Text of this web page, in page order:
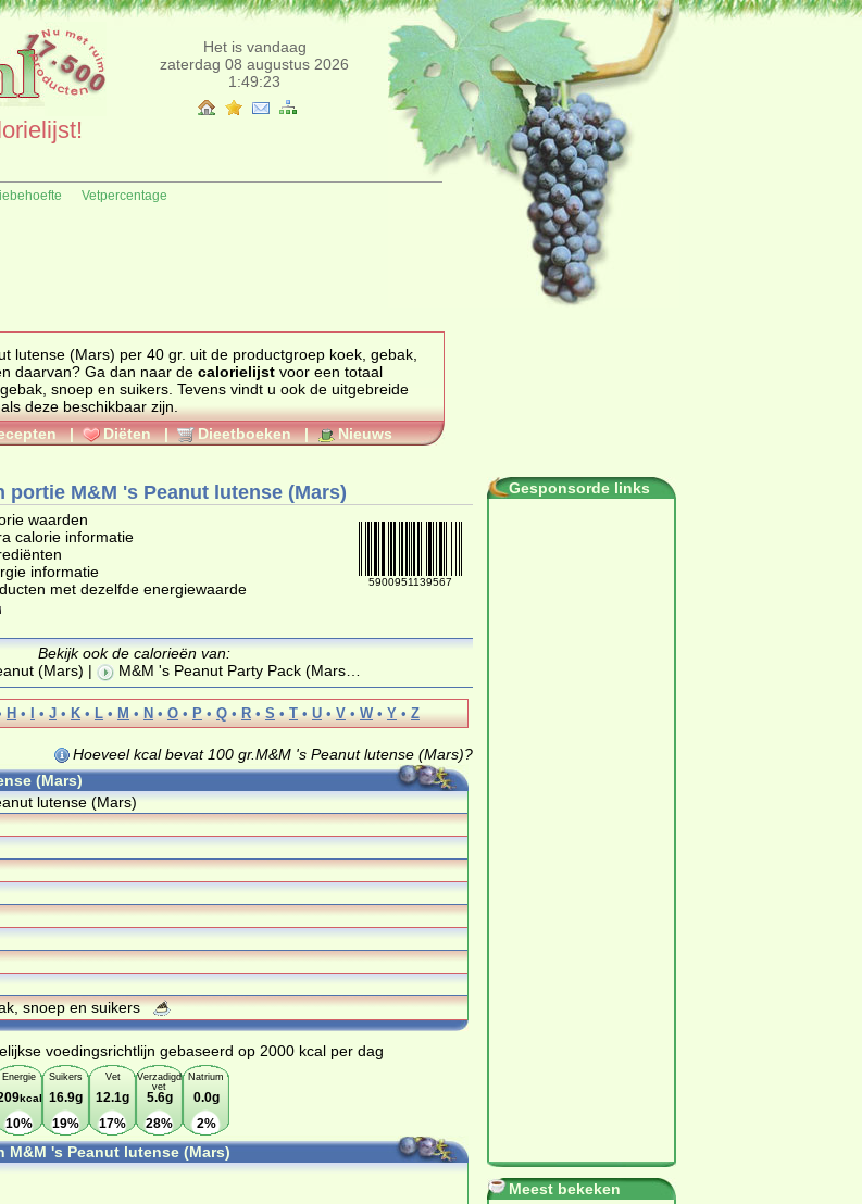
Het is vandaag
zaterdag 08 augustus 2026
1:49:23
Vetpercentage
lutense (Mars) per 40 gr. uit de productgroep koek, gebak,
daarvan? Ga dan naar de calorielijst voor een totaal
snoep en suikers
deze beschikbaar zijn.
| Diëten | Dieetboeken |
Nieuws
portie M&M 's Peanut lutense (Mars)
5900951139567
waarden
calorie informatie
informatie
met dezelfde energiewaarde
Bekijk ook de calorieën van:
(Mars) | M&M 's Peanut Party Pack (Mars…
H • I • J • K • L • M • N • O • P • Q • R • S • T • U • V • W • Y • Z
Hoeveel kcal bevat 100 gr.M&M 's Peanut lutense (Mars)?
(Mars)
lutense (Mars)
snoep en suikers
voedingsrichtlijn gebaseerd op 2000 kcal per dag
Energie
kcal
10%
Suikers
16.9g
19%
Vet
12.1g
17%
Verzadigd
vet
5.6g
28%
Natrium
0.0g
2%
M&M 's Peanut lutense (Mars)
Gesponsorde links
Meest bekeken